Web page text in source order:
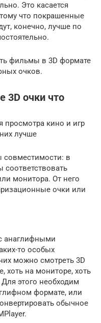
Это касается
что покрашенные
конечно, лучше по
фильмы в 3D формате
очков.
3D очки что
просмотра кино и игр
лучше
совместимости: в
соответствовать
монитора. От него
очки или
анаглифными
то особых
можно смотреть 3D
хоть на мониторе, хоть
этого необходим
формате, или
обычное